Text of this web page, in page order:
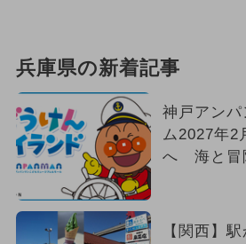
兵庫県の新着記事
神戸アンパ
ム2027年2
へ 海と冒
【関西】